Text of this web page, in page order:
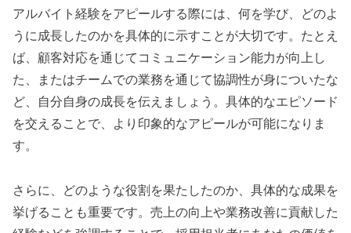
アルバイト経験をアピールする際には、何を学び、どのよ
うに成長したのかを具体的に示すことが大切です。たとえ
ば、顧客対応を通じてコミュニケーション能力が向上し
た、またはチームでの業務を通じて協調性が身についたな
ど、自分自身の成長を伝えましょう。具体的なエピソード
を交えることで、より印象的なアピールが可能になりま
す。
さらに、どのような役割を果たしたのか、具体的な成果を
挙げることも重要です。売上の向上や業務改善に貢献した